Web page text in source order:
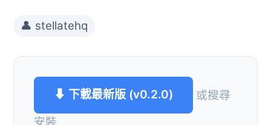
👤 stellatehq
⬇ 下載最新版 (v0.2.0)
或搜尋
安裝